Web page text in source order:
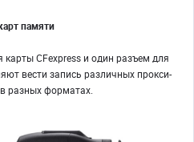
памяти
CFexpress и один разъем для
вести запись различных прокси-
разных форматах.